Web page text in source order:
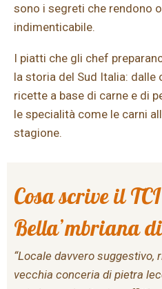
sono i segreti che rendono
indimenticabile.
I piatti che gli chef
la storia del Sud Italia:
ricette a base di carne e di
le specialità come le carni
stagione.
Cosa scrive il
Bella’mbriana
“Locale davvero suggestivo,
vecchia conceria di pietra